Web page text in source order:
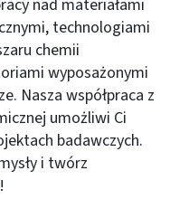
nad materiałami
technologiami
chemii
wyposażonymi
Nasza współpraca z
umożliwi Ci
badawczych.
i twórz